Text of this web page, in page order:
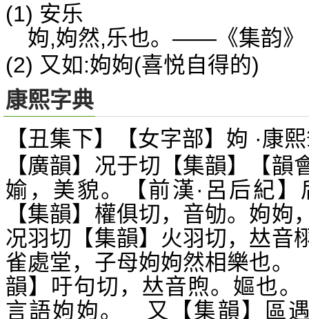
(1) 安乐
姁,姁然,乐也。——《集韵》
(2) 又如:姁姁(喜悦自得的)
康熙字典
【丑集下】【女字部】姁 ·康
【廣韻】况于切【集韻】【韻
媮，美貌。【前漢·呂后紀
【集韻】權俱切，音劬。姁
况羽切【集韻】火羽切， 𠀤音
雀處堂，子母姁姁然相樂也
韻】吁句切， 𠀤音煦。嫗也。
言語姁姁。 又【集韻】區